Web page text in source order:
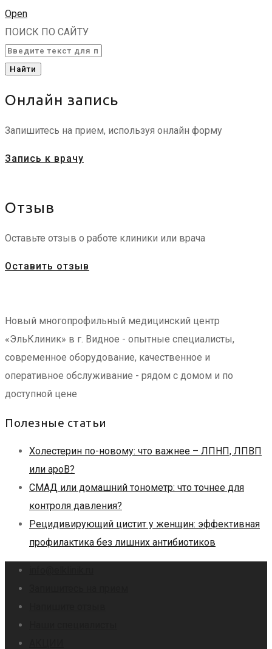
Open
ПОИСК ПО САЙТУ
Найти
Онлайн запись
Запишитесь на прием, используя онлайн форму
Запись к врачу
Отзыв
Оставьте отзыв о работе клиники или врача
Оставить отзыв
Новый многопрофильный медицинский центр
«ЭльКлиник» в г. Видное - опытные специалисты,
современное оборудование, качественное и
оперативное обслуживание - рядом с домом и по
доступной цене
Полезные статьи
Холестерин по-новому: что важнее – ЛПНП, ЛПВП
или apoB?
СМАД или домашний тонометр: что точнее для
контроля давления?
Рецидивирующий цистит у женщин: эффективная
профилактика без лишних антибиотиков